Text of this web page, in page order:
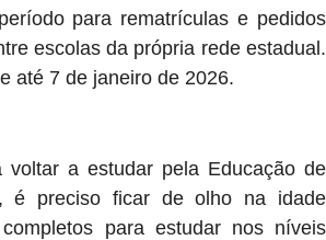
para rematrículas e pedidos
escolas da própria rede estadual.
até 7 de janeiro de 2026.
voltar a estudar pela Educação de
é preciso ficar de olho na idade
para estudar nos níveis